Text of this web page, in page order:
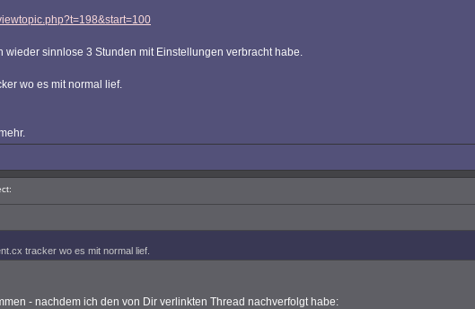
wieder sinnlose 3 Stunden mit Einstellungen verbracht habe.
wo es mit normal lief.
tracker wo es mit normal lief.
- nachdem ich den von Dir verlinkten Thread nachverfolgt habe: